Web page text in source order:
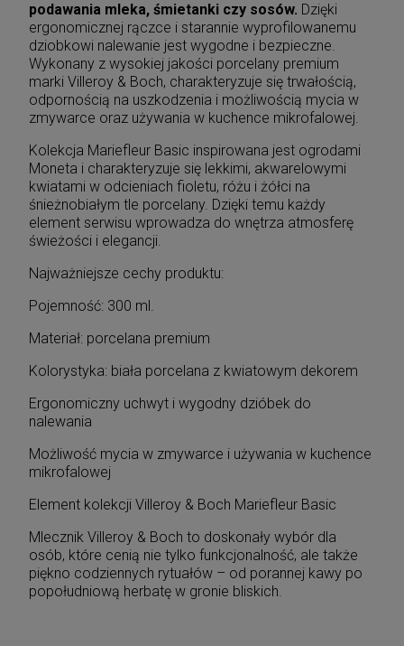
podawania mleka, śmietanki czy sosów. Dzięki
ergonomicznej rączce i starannie wyprofilowanemu
dziobkowi nalewanie jest wygodne i bezpieczne.
Wykonany z wysokiej jakości porcelany premium
marki Villeroy & Boch, charakteryzuje się trwałością,
odpornością na uszkodzenia i możliwością mycia w
zmywarce oraz używania w kuchence mikrofalowej.
Kolekcja Mariefleur Basic inspirowana jest ogrodami
Moneta i charakteryzuje się lekkimi, akwarelowymi
kwiatami w odcieniach fioletu, różu i żółci na
śnieżnobiałym tle porcelany. Dzięki temu każdy
element serwisu wprowadza do wnętrza atmosferę
świeżości i elegancji.
Najważniejsze cechy produktu:
Pojemność: 300 ml.
Materiał: porcelana premium
Kolorystyka: biała porcelana z kwiatowym dekorem
Ergonomiczny uchwyt i wygodny dzióbek do
nalewania
Możliwość mycia w zmywarce i używania w kuchence
mikrofalowej
Element kolekcji Villeroy & Boch Mariefleur Basic
Mlecznik Villeroy & Boch to doskonały wybór dla
osób, które cenią nie tylko funkcjonalność, ale także
piękno codziennych rytuałów – od porannej kawy po
popołudniową herbatę w gronie bliskich.